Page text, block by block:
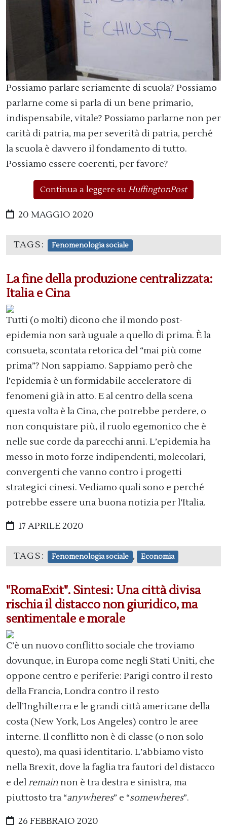
Possiamo parlare seriamente di scuola? Possiamo
parlarne come si parla di un bene primario,
indispensabile, vitale? Possiamo parlarne non per
carità di patria, ma per severità di patria, perché
la scuola è davvero il fondamento di tutto.
Possiamo essere coerenti, per favore?
Continua a leggere su HuffingtonPost
20 MAGGIO 2020
TAGS: Fenomenologia sociale
La fine della produzione centralizzata:
Italia e Cina
Tutti (o molti) dicono che il mondo post-
epidemia non sarà uguale a quello di prima. È la
consueta, scontata retorica del “mai più come
prima”? Non sappiamo. Sappiamo però che
l’epidemia è un formidabile acceleratore di
fenomeni già in atto. E al centro della scena
questa volta è la Cina, che potrebbe perdere, o
non conquistare più, il ruolo egemonico che è
nelle sue corde da parecchi anni. L’epidemia ha
messo in moto forze indipendenti, molecolari,
convergenti che vanno contro i progetti
strategici cinesi. Vediamo quali sono e perché
potrebbe essere una buona notizia per l’Italia.
17 APRILE 2020
TAGS: Fenomenologia sociale , Economia
"RomaExit". Sintesi: Una città divisa
rischia il distacco non giuridico, ma
sentimentale e morale
C’è un nuovo conflitto sociale che troviamo
dovunque, in Europa come negli Stati Uniti, che
oppone centro e periferie: Parigi contro il resto
della Francia, Londra contro il resto
dell’Inghilterra e le grandi città americane della
costa (New York, Los Angeles) contro le aree
interne. Il conflitto non è di classe (o non solo
questo), ma quasi identitario. L’abbiamo visto
nella Brexit, dove la faglia tra fautori del distacco
e delremainnon è tra destra e sinistra, ma
piuttosto tra “anywheres” e “somewheres”.
26 FEBBRAIO 2020